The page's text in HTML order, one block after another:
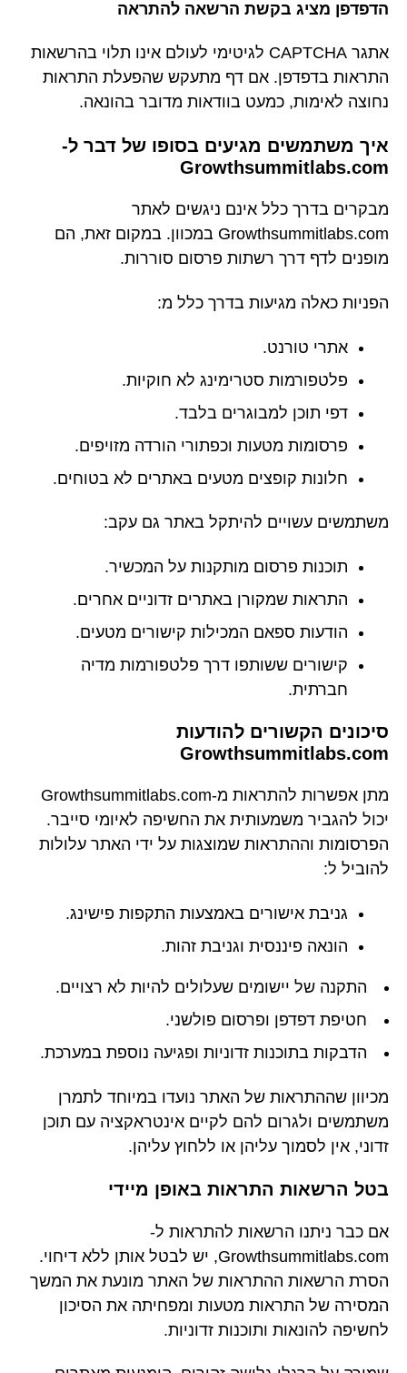
הדפדפן מציג בקשת הרשאה להתראה
אתגר CAPTCHA לגיטימי לעולם אינו תלוי בהרשאות
התראות בדפדפן. אם דף מתעקש שהפעלת התראות
נחוצה לאימות, כמעט בוודאות מדובר בהונאה.
איך משתמשים מגיעים בסופו של דבר ל-
Growthsummitlabs.com
מבקרים בדרך כלל אינם ניגשים לאתר
Growthsummitlabs.com במכוון. במקום זאת, הם
מופנים לדף דרך רשתות פרסום סוררות.
הפניות כאלה מגיעות בדרך כלל מ:
אתרי טורנט.
פלטפורמות סטרימינג לא חוקיות.
דפי תוכן למבוגרים בלבד.
פרסומות מטעות וכפתורי הורדה מזויפים.
חלונות קופצים מטעים באתרים לא בטוחים.
משתמשים עשויים להיתקל באתר גם עקב:
תוכנות פרסום מותקנות על המכשיר.
התראות שמקורן באתרים זדוניים אחרים.
הודעות ספאם המכילות קישורים מטעים.
קישורים ששותפו דרך פלטפורמות מדיה
חברתית.
סיכונים הקשורים להודעות
Growthsummitlabs.com
מתן אפשרות להתראות מ-Growthsummitlabs.com
יכול להגביר משמעותית את החשיפה לאיומי סייבר.
הפרסומות וההתראות שמוצגות על ידי האתר עלולות
להוביל ל:
גניבת אישורים באמצעות התקפות פישינג.
הונאה פיננסית וגניבת זהות.
התקנה של יישומים שעלולים להיות לא רצויים.
חטיפת דפדפן ופרסום פולשני.
הדבקות בתוכנות זדוניות ופגיעה נוספת במערכת.
מכיוון שההתראות של האתר נועדו במיוחד לתמרן
משתמשים ולגרום להם לקיים אינטראקציה עם תוכן
זדוני, אין לסמוך עליהן או ללחוץ עליהן.
בטל הרשאות התראות באופן מיידי
אם כבר ניתנו הרשאות להתראות ל-
Growthsummitlabs.com, יש לבטל אותן ללא דיחוי.
הסרת הרשאות ההתראות של האתר מונעת את המשך
המסירה של התראות מטעות ומפחיתה את הסיכון
לחשיפה להונאות ותוכנות זדוניות.